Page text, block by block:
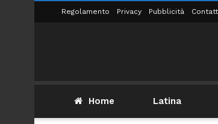
Regolamento Privacy Pubblicità
Home Latina